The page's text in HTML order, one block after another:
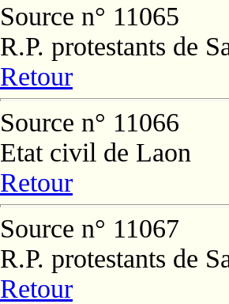
Source n° 11065
R.P. protestants de
Retour
Source n° 11066
Etat civil de Laon
Retour
Source n° 11067
R.P. protestants de
Retour